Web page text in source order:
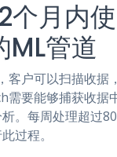
个月内
管道
客户可以扫描收据
需要能够捕获收
。每周处理超过
过程。